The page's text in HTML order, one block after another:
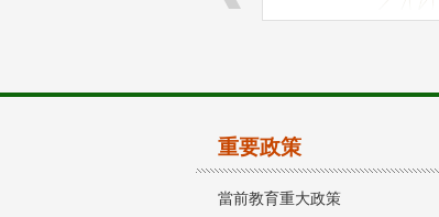
重要政策
當前教育重大政策